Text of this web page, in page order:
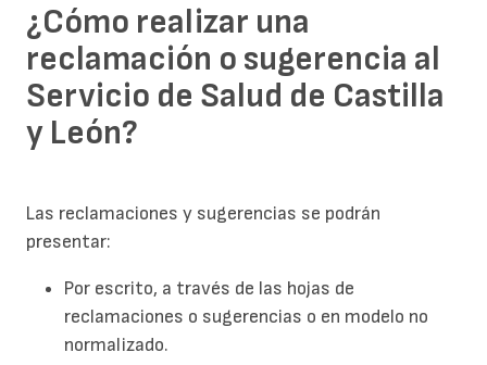
¿Cómo realizar una
reclamación o sugerencia al
Servicio de Salud de Castilla
y León?
Las reclamaciones y sugerencias se podrán
presentar:
Por escrito, a través de las hojas de
reclamaciones o sugerencias o en modelo no
normalizado.